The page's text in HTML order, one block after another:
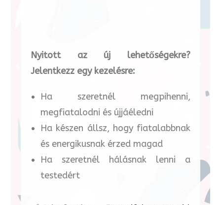
Nyitott az új lehetőségekre?
Jelentkezz egy kezelésre:
Ha szeretnél megpihenni,
megfiatalodni és újjáéledni
Ha készen állsz, hogy fiatalabbnak
és energikusnak érzed magad
Ha szeretnél hálásnak lenni a
testedért